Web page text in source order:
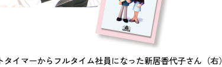
イマーからフルタイム社員になった新居香代子さん（右）